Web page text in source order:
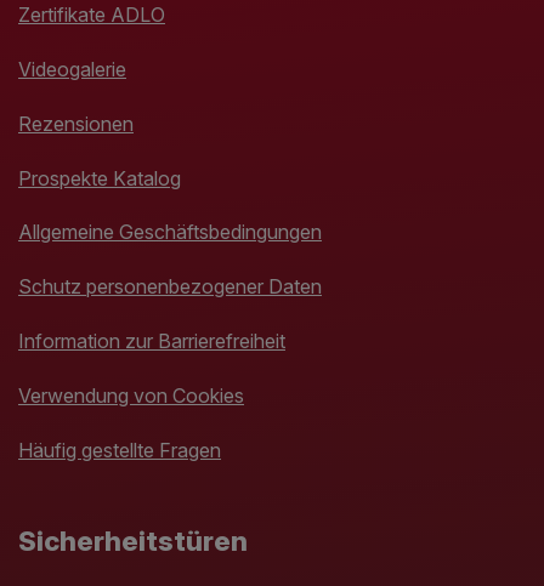
Zertifikate ADLO
Videogalerie
Rezensionen
Prospekte Katalog
Allgemeine Geschäftsbedingungen
Schutz personenbezogener Daten
Information zur Barrierefreiheit
Verwendung von Cookies
Häufig gestellte Fragen
Sicherheitstüren